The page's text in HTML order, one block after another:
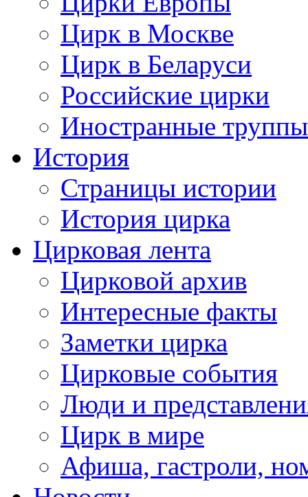
Цирк в Москве
Цирк в Беларуси
Российские цирки
Иностранные труппы
История
Страницы истории
История цирка
Цирковая лента
Цирковой архив
Интересные факты
Заметки цирка
Цирковые события
Люди и
Цирк в мире
Афиша, гастроли,